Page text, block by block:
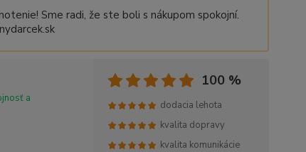
Sme radi, že ste boli s nákupom spokojní.
a
100 %
dodacia lehota
kvalita dopravy
kvalita komunikácie